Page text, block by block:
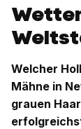
Welcher
Mähne in
grauen